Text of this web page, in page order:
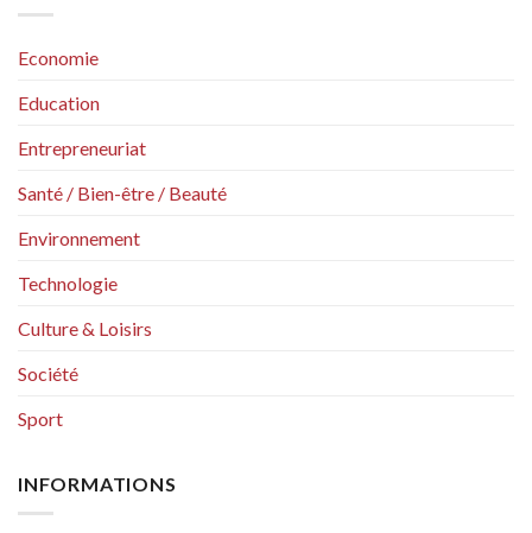
Economie
Education
Entrepreneuriat
Santé / Bien-être / Beauté
Environnement
Technologie
Culture & Loisirs
Société
Sport
INFORMATIONS